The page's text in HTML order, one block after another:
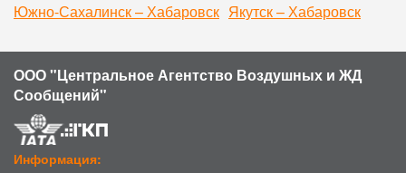
Южно-Сахалинск – Хабаровск Якутск – Хабаровск
ООО "Центральное Агентство Воздушных и ЖД
Сообщений"
Информация: